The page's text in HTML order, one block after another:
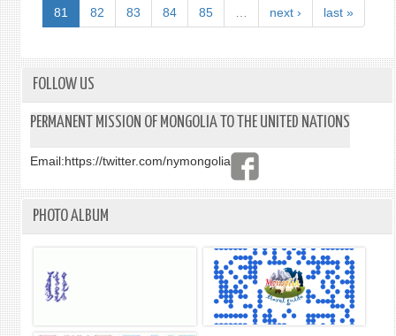
81 82 83 84 85 next › last »
FOLLOW US
PERMANENT MISSION OF MONGOLIA TO THE UNITED NATIONS
Email:https://twitter.com/nymongolia
PHOTO ALBUM